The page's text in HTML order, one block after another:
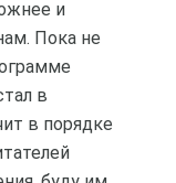
и
Пока не
в
в порядке